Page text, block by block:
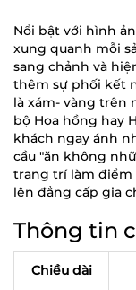
Nổi bật với hình
xung quanh mỗi
sang chảnh và
thêm sự phối kết
là xám- vàng trên
bộ Hoa hồng hay
khách ngay ánh
cầu "ăn không
trang trí làm điểm
lên đẳng cấp gia
Thông tin
Chiều dài